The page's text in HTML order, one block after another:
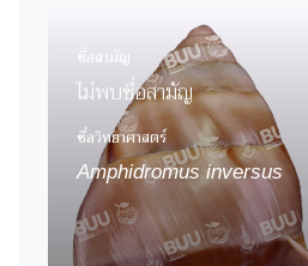
ชื่อสามัญ
ไม่พบชื่อสามัญ
ชื่อวิทยาศาสตร์
Amphidromus inversus